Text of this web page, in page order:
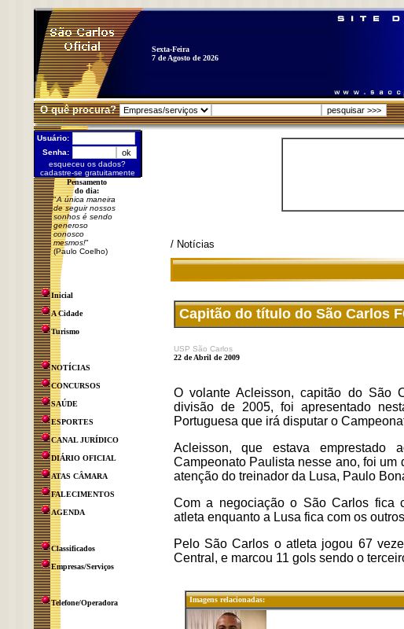
Sexta-Feira
7 de Agosto de 2026
O quê procura?
Usuário:
Senha:
esqueceu os dados?
cadastre-se gratuitamente
Pensamento
do dia:
"A única maneira
de seguir nossos
sonhos é sendo
generoso
conosco
mesmos!"
(Paulo Coelho)
Inicial
A Cidade
Turismo
NOTÍCIAS
CONCURSOS
SAÚDE
ESPORTES
CANAL JURÍDICO
DIÁRIO OFICIAL
ATAS CÂMARA
FALECIMENTOS
AGENDA
Classificados
Empresas/Serviços
Telefone/Operadora
/ Notícias
Capitão do título do São Carlos
USP São Carlos
22 de Abril de 2009
O volante Acleisson, capitão do São
divisão de 2005, foi apresentado
Portuguesa que irá disputar o
Acleisson, que estava
Campeonato Paulista nesse ano, foi
atenção do treinador da Lusa, Paulo
Com a negociação o São Carlos fica
atleta enquanto a Lusa fica com os
Pelo São Carlos o atleta jogou 67
Central, e marcou 11 gols sendo o
Imagens relacionadas: